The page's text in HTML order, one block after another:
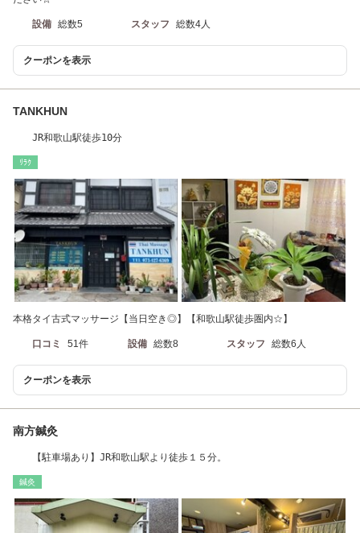
設備 総数5 スタッフ 総数4人
クーポンを表示
TANKHUN
JR和歌山駅徒歩10分
ﾘﾗｸ
本格タイ古式マッサージ【当日空き◎】【和歌山駅徒歩圏内☆】
口コミ 51件 設備 総数8 スタッフ 総数6人
クーポンを表示
南方鍼灸
【駐車場あり】JR和歌山駅より徒歩１５分。
鍼灸